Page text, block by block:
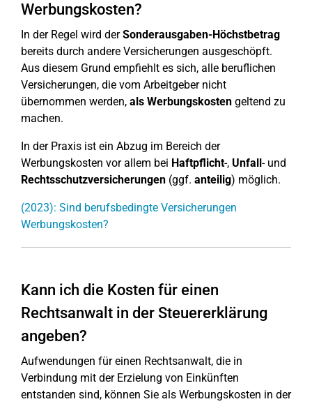
Werbungskosten?
In der Regel wird derSonderausgaben-Höchstbetrag
bereits durch andere Versicherungen ausgeschöpft.
Aus diesem Grund empfiehlt es sich, alle beruflichen
Versicherungen, die vom Arbeitgeber nicht
übernommen werden, als Werbungskosten geltend zu
machen.
In der Praxis ist ein Abzug im Bereich der
Werbungskosten vor allem bei Haftpflicht-, Unfall- und
Rechtsschutzversicherungen (ggf. anteilig) möglich.
(2023): Sind berufsbedingte Versicherungen
Werbungskosten?
Kann ich die Kosten für einen
Rechtsanwalt in der Steuererklärung
angeben?
Aufwendungen für einen Rechtsanwalt, die in
Verbindung mit der Erzielung von Einkünften
entstanden sind, können Sie als Werbungskosten in der